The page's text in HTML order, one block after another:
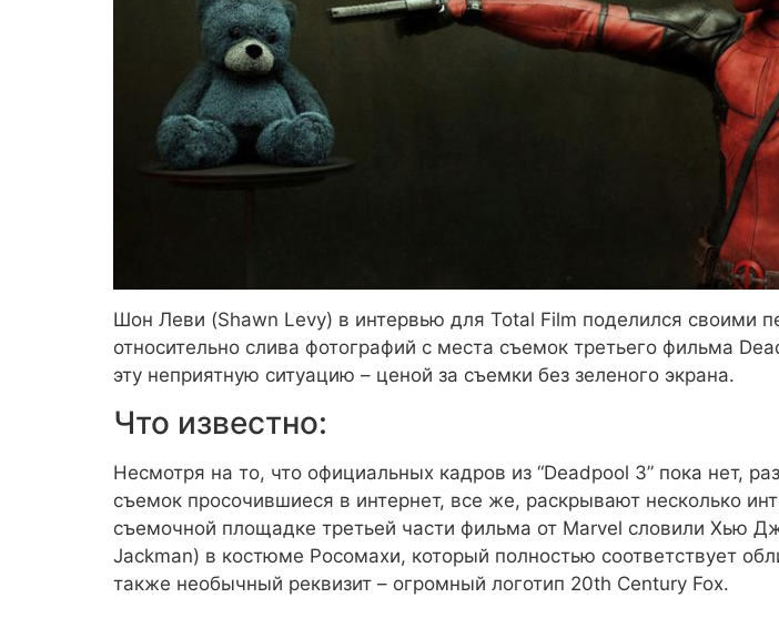
Шон Леви (Shawn Levy) в интервью для Total Film поделился своими
относительно слива фотографий с места съемок третьего фильма
эту неприятную ситуацию – ценой за съемки без зеленого экрана.
Что известно:
Несмотря на то, что официальных кадров из “Deadpool 3” пока нет,
съемок просочившиеся в интернет, все же, раскрывают несколько
съемочной площадке третьей части фильма от Marvel словили Хью
Jackman) в костюме Росомахи, который полностью соответствует
также необычный реквизит – огромный логотип 20th Century Fox.